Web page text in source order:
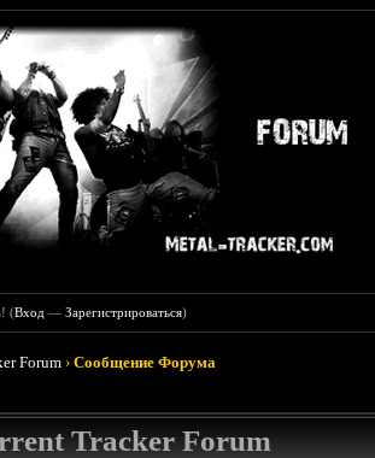
(Вход —Зарегистрироваться)
Forum ›Сообщение Форума
Tracker Forum